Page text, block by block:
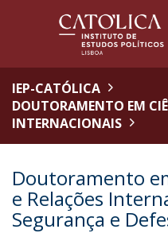
IEP-CATÓLICA
DOUTORAMENTO EM
INTERNACIONAIS
Doutoramento
e Relações
Segurança e